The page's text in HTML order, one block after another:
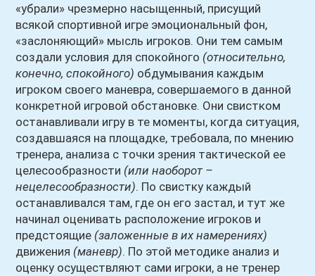
«убрали» чрезмерно насыщенный, присущий
всякой спортивной игре эмоциональный фон,
«заслоняющий» мысль игроков. Они тем самым
создали условия для спокойного (относительно,
конечно, спокойного) обдумывания каждым
игроком своего маневра, совершаемого в данной
конкретной игровой обстановке. Они свистком
останавливали игру в те моменты, когда ситуация,
создавшаяся на площадке, требовала, по мнению
тренера, анализа с точки зрения тактической ее
целесообразности (или наоборот –
нецелесообразности). По свистку каждый
останавливался там, где он его застал, и тут же
начинал оценивать расположение игроков и
предстоящие (заложенные в их намерениях)
движения (маневр). По этой методике анализ и
оценку осуществляют сами игроки, а не тренер